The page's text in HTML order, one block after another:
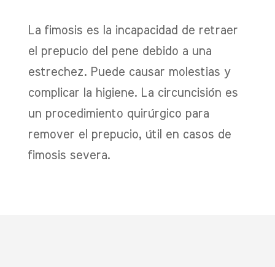
La fimosis es la incapacidad de retraer
el prepucio del pene debido a una
estrechez. Puede causar molestias y
complicar la higiene. La circuncisión es
un procedimiento quirúrgico para
remover el prepucio, útil en casos de
fimosis severa.